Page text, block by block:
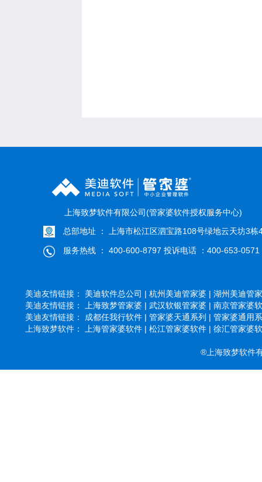
上海致梦软件有限公司(管家婆软件授权服务中心)
总部地址 ： 上海市松江区泗宝路108号绿地云天坊3栋
服务热线 ： 400-600-8797 投诉电话 ：400-653-0571
美迪友情链接： 美迪软件总公司 | 杭州美迪管家婆 | 湖州美迪管
美迪友情链接：
上海致梦管家婆 | 武汉软银管家婆 | 南京管家婆
美迪友情链接： 成都任我行软件 | 管家婆天通系列 | 管家婆通用
上海致梦软件：
上海管家婆软件 | 松江管家婆软件 | 徐汇管家婆
®上海致梦软件